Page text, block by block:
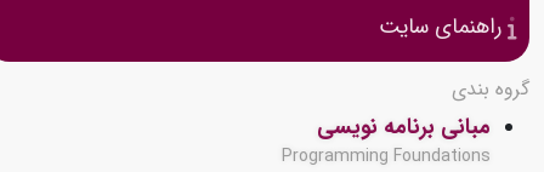
راهنمای سایت
گروه بندی
مبانی برنامه نویسی
Programming Foundations